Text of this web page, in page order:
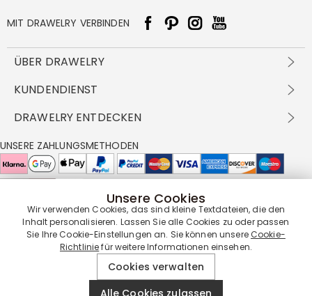
MIT DRAWELRY VERBINDEN
ÜBER DRAWELRY
Über Uns
DBG
FAQ
Cookie-Richtlinie
KUNDENDIENST
Versandbedingungen
Rückgabe & Umtausch
Pflegehinweis
DRAWELRY ENTDECKEN
Großhandelsangebot
Drawelry Prime
Bonusprogramm
UNSERE ZAHLUNGSMETHODEN
UNSERE LIEFERPARTNER
UNSERE SERVICEGARANTIE
Unsere Cookies
Wir verwenden Cookies, das sind kleine Textdateien, die den
Inhalt personalisieren. Lassen Sie alle Cookies zu oder passen
Sie Ihre Cookie-Einstellungen an. Sie können unsereCookie-
Richtliniefür weitere Informationen einsehen.
Cookies verwalten
Alle Cookies zulassen